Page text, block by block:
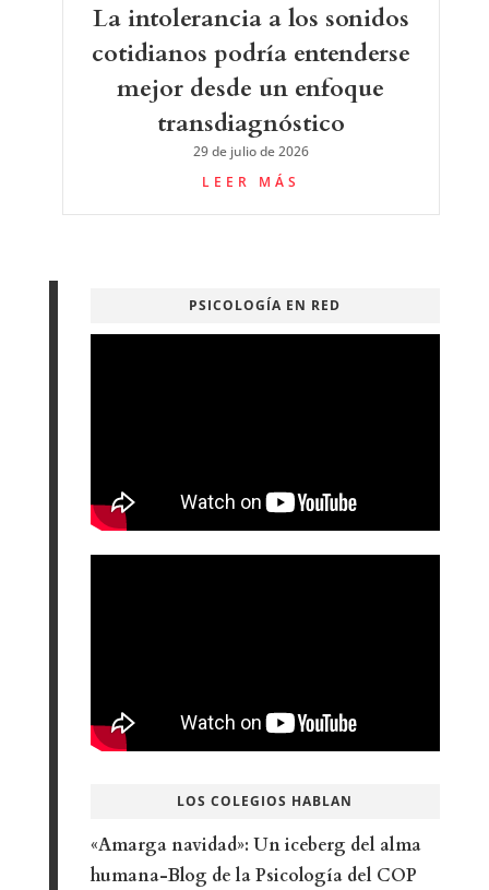
La intolerancia a los sonidos
cotidianos podría entenderse
mejor desde un enfoque
transdiagnóstico
29 de julio de 2026
LEER MÁS
PSICOLOGÍA EN RED
LOS COLEGIOS HABLAN
«Amarga navidad»: Un iceberg del alma
humana-Blog de la Psicología del COP